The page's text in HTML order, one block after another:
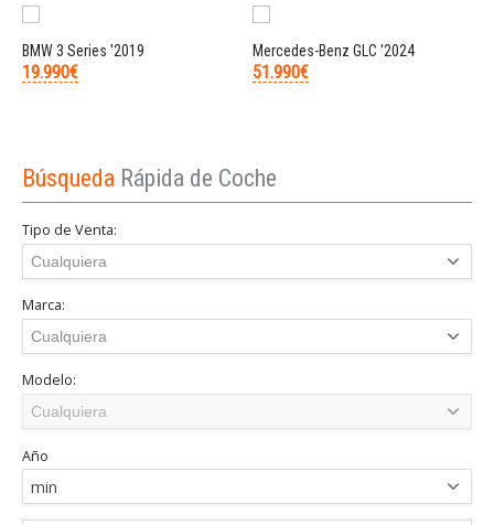
BMW 3 Series '2019
19.990€
Mercedes-Benz GLC '2024
51.990€
Búsqueda Rápida de Coche
Tipo de Venta:
Marca:
Modelo:
Año
min